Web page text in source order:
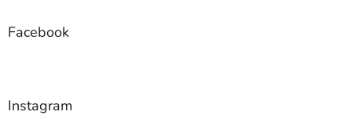
Facebook
Instagram